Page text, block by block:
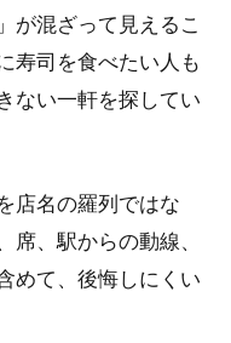
が混ざって見えるこ
寿司を食べたい人も
ない一軒を探してい
店名の羅列ではな
席、駅からの動線、
めて、後悔しにくい